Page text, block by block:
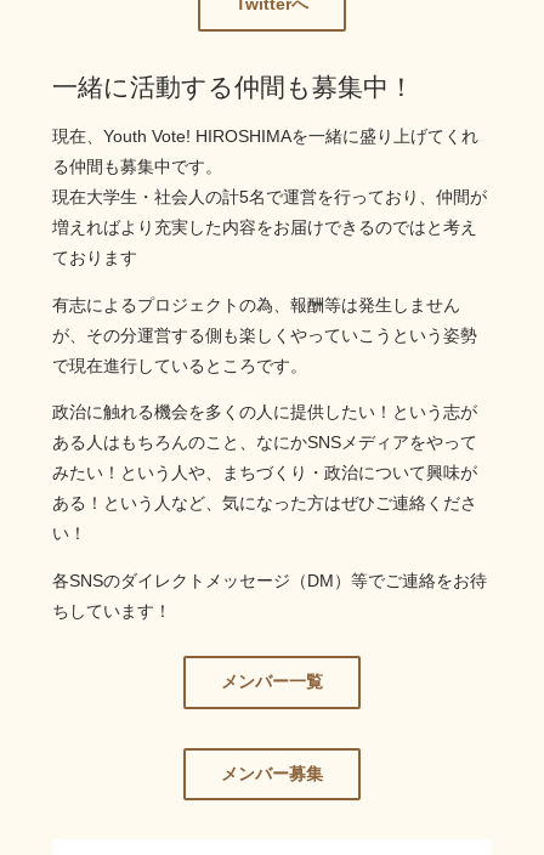
Twitterへ
一緒に活動する仲間も募集中！
現在、Youth Vote! HIROSHIMAを一緒に盛り上げてくれ
る仲間も募集中です。
現在大学生・社会人の計5名で運営を行っており、仲間が
増えればより充実した内容をお届けできるのではと考え
ております
有志によるプロジェクトの為、報酬等は発生しません
が、その分運営する側も楽しくやっていこうという姿勢
で現在進行しているところです。
政治に触れる機会を多くの人に提供したい！という志が
ある人はもちろんのこと、なにかSNSメディアをやって
みたい！という人や、まちづくり・政治について興味が
ある！という人など、気になった方はぜひご連絡くださ
い！
各SNSのダイレクトメッセージ（DM）等でご連絡をお待
ちしています！
メンバー一覧
メンバー募集